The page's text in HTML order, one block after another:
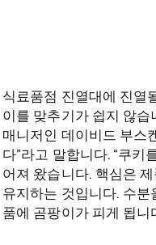
식료품점 진열대에 진열
이를 맞추기가 쉽지 않
매니저인 데이비드 부스
다”라고 말합니다. “쿠
어져 왔습니다. 핵심은
유지하는 것입니다. 수
품에 곰팡이가 피게 됩니